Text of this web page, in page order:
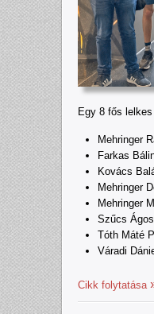
Egy 8 fős
Mehringer
Farkas
Kovács
Mehringer
Mehringer
Szűcs
Tóth Máté
Váradi
Cikk folytatása